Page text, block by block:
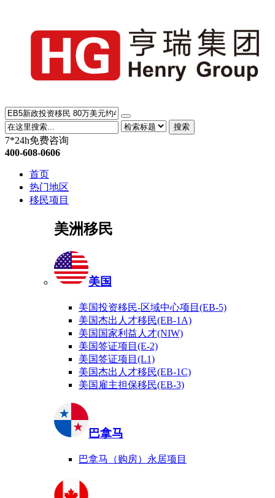
搜索
7*24h免费咨询
400-608-0606
首页
热门地区
移民项目
美洲移民
美国
美国投资移民-区域中心项目(EB-5)
美国杰出人才移民(EB-1A)
美国国家利益人才(NIW)
美国签证项目(E-2)
美国签证项目(L1)
美国杰出人才移民(EB-1C)
美国雇主担保移民(EB-3)
巴拿马
巴拿马（购房）永居项目